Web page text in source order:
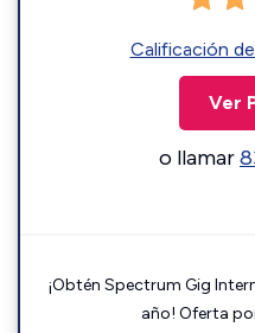
Calificación
Ver
o llamar
¡Obtén Spectrum Gig
año! Oferta